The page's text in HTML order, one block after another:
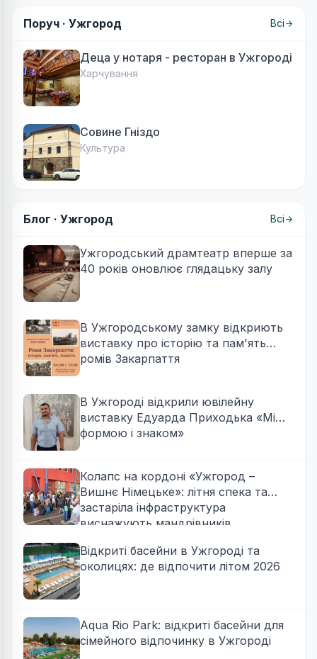
Поруч · Ужгород Всі
Деца у нотаря - ресторан в Ужгороді
Харчування
Совине Гніздо
Культура
Блог · Ужгород Всі
Ужгородський драмтеатр вперше за
40 років оновлює глядацьку залу
В Ужгородському замку відкриють
виставку про історію та пам'ять
ромів Закарпаття
В Ужгороді відкрили ювілейну
виставку Едуарда Приходька «Між
формою і знаком»
Колапс на кордоні «Ужгород –
Вишнє Німецьке»: літня спека та
застаріла інфраструктура
виснажують мандрівників
Відкриті басейни в Ужгороді та
околицях: де відпочити літом 2026
Aqua Rio Park: відкриті басейни для
сімейного відпочинку в Ужгороді